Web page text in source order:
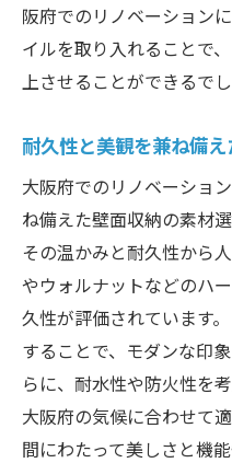
一歩進んだ大阪
リノベーション
レンド
な発想
壁面収納で大阪
リノベーション
収納の特徴
大阪府の住人
デア
壁面収納で大阪府の
快適さ
壁面収納が生
阪府でのリノベーション
イルを取り入れることで
上させることができるでし
耐久性と美観を兼ね備
大阪府でのリノベーショ
ね備えた壁面収納の素材
その温かみと耐久性から
やウォルナットなどのハ
久性が評価されています
することで、モダンな印
らに、耐水性や防火性を
大阪府の気候に合わせて
間にわたって美しさと機